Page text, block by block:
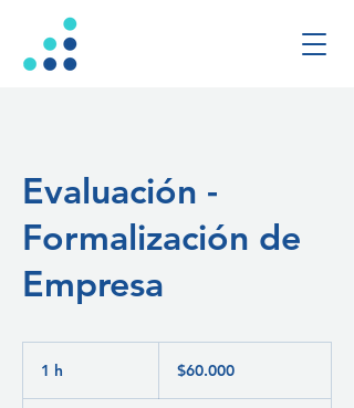
Evaluación -
Formalización de
Empresa
1 h
chilenos
$60.000